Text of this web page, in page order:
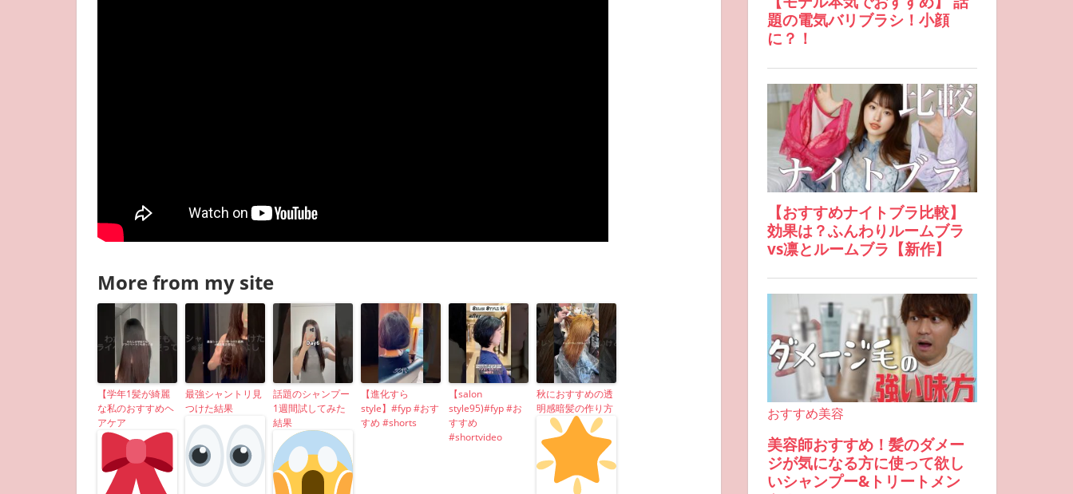
More from my site
【学年1髪が綺麗
な私のおすすめヘ
アケア
最強シャントリ見
つけた結果
話題のシャンプー
1週間試してみた
結果
【進化すら
style】#fyp #おす
すめ #shorts
【salon
style95)#fyp #お
すすめ
#shortvideo
秋におすすめの透
明感暗髪の作り方